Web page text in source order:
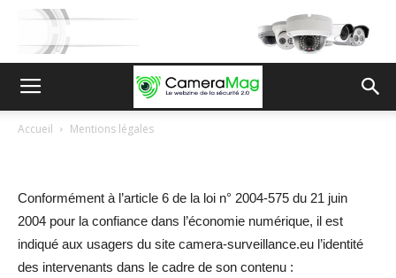
Accueil Mentions légales
Conformément à l’article 6 de la loi n° 2004-575 du 21 juin
2004 pour la confiance dans l’économie numérique, il est
indiqué aux usagers du site camera-surveillance.eu l’identité
des intervenants dans le cadre de son contenu :